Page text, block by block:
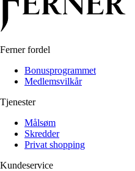
Ferner fordel
Bonusprogrammet
Medlemsvilkår
Tjenester
Målsøm
Skredder
Privat shopping
Kundeservice